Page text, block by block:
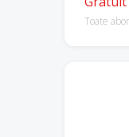
Toate